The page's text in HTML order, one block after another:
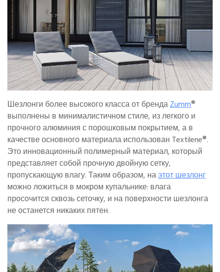
Шезлонги более высокого класса от брендаZumm®
выполнены в минималистичном стиле, из легкого и
прочного алюминия с порошковым покрытием, а в
качестве основного материала использован Textilene®.
Это инновационный полимерный материал, который
представляет собой прочную двойную сетку,
пропускающую влагу. Таким образом, наэтот шезлонг
можно ложиться в мокром купальнике: влага
просочится сквозь сеточку, и на поверхности шезлонга
не останется никаких пятен.